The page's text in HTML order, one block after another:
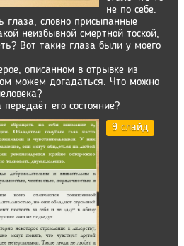
не по себе.
глаза, словно присыпанные
неизбывной смертной тоской,
Вот такие глаза были у моего
описанном в отрывке из
можем догадаться. Что можно
его состояние?
9 слайд